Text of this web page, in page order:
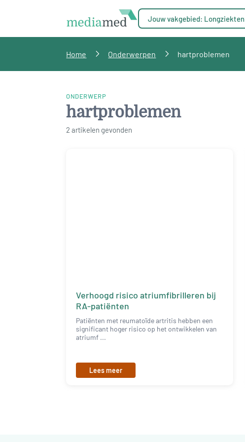
Jouw vakgebied: Longziekten
Home Onderwerpen hartproblemen
ONDERWERP
hartproblemen
2 artikelen gevonden
Verhoogd risico atriumfibrilleren bij
RA-patiënten
Patiënten met reumatoïde artritis hebben een
significant hoger risico op het ontwikkelen van
atriumf ...
Lees meer